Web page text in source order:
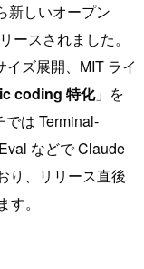
新しいオープン
ースされました。
ズ展開、MIT ライ
coding 特化」を
は Terminal-
などで Claude
り、リリース直後
。